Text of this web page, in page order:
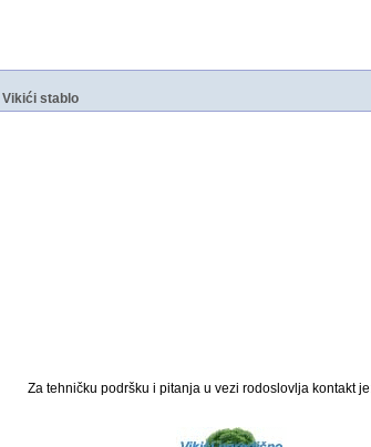
Vikići stablo
Za tehničku podršku i pitanja u vezi rodoslovlja kontakt